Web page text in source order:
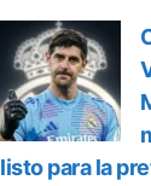
listo para la